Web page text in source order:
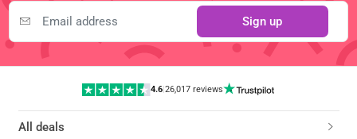
Sign up
4.6|26,017 reviews
All deals